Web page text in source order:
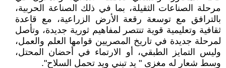
مرحلة الصناعات الثقيلة، بما في ذلك الصناعة الحربية،
بالترافق مع توسعة رقعة الأرض الزراعية، مع قاعدة
ثقافية وتعليمية قوية تنتصر لمفاهيم ثورية جديدة، وتأصل
لمرحلة جديدة في تاريخ المصريين قوامها العلم والعمل،
وليس التمايز الطبقي، أو الارتماء في أحضان المحتل،
وسط شعار له مغزى " يد تبني ويد تحمل السلاح".